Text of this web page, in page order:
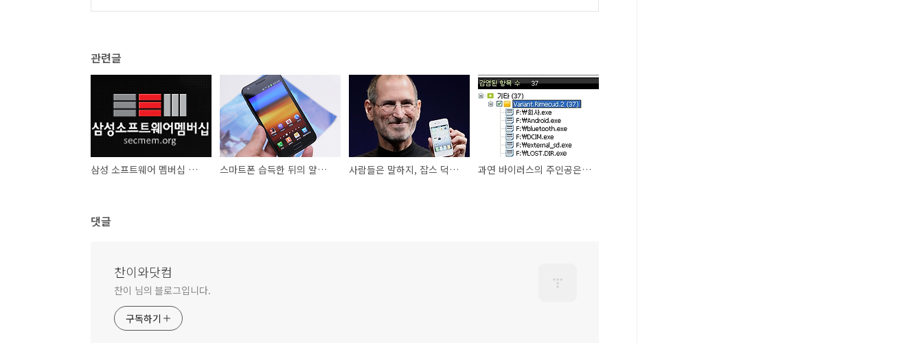
관련글
삼성 소프트웨어 멤버십 면접관 후기 스마트폰 습득한 뒤의 얄궃은 보상심리 사람들은 말하지, 잡스 덕분에 지금이 있게 되었다고... 과연 바이러스의 주인공은 어디에...?
댓글
찬이와닷컴
찬이 님의 블로그입니다.
구독하기